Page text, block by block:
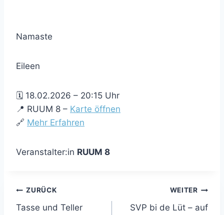
Namaste
Eileen
🗓 18.02.2026 – 20:15 Uhr
📍 RUUM 8 – Karte öffnen
🔗 Mehr Erfahren
Veranstalter:in RUUM 8
Beitragsnavigation
ZURÜCK
Tasse und Teller
WEITER
SVP bi de Lüt – auf